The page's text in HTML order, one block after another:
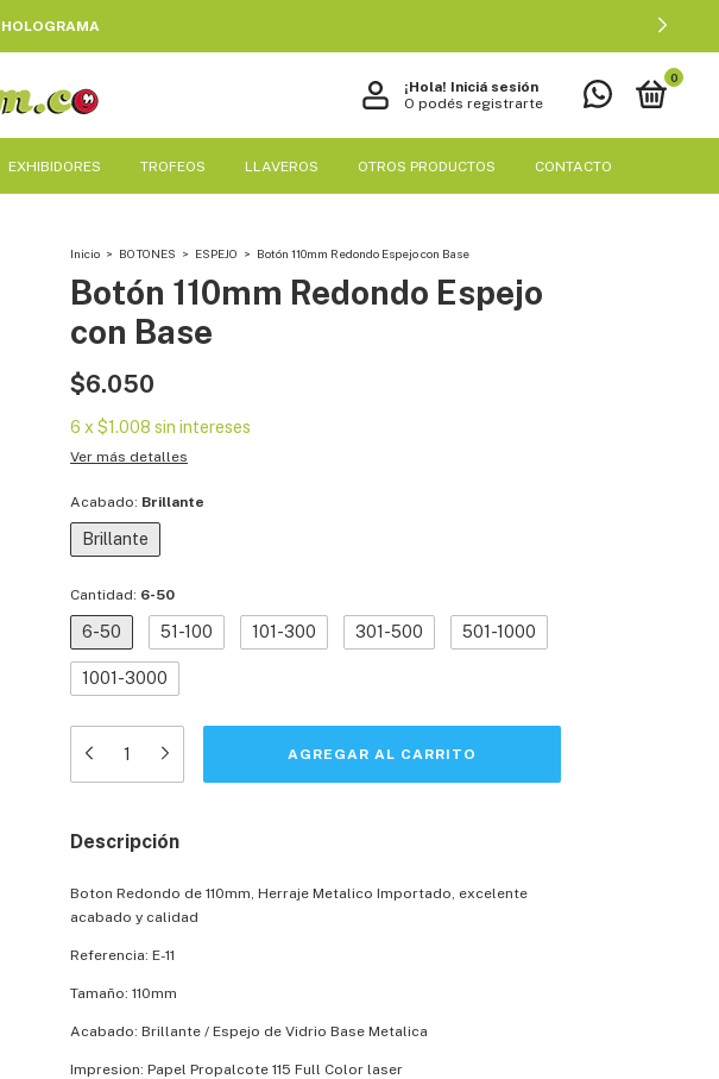
¡Hola! Iniciá sesión
O podés registrarte
0
EXHIBIDORES TROFEOS LLAVEROS OTROS PRODUCTOS CONTACTO
Inicio > BOTONES > ESPEJO > Botón 110mm Redondo Espejo con Base
Botón 110mm Redondo Espejo
con Base
$6.050
6 x $1.008 sin intereses
Ver más detalles
Acabado: Brillante
Brillante
Cantidad: 6-50
6-50 51-100 101-300 301-500 501-1000
1001-3000
Descripción
Boton Redondo de 110mm, Herraje Metalico Importado, excelente
acabado y calidad
Referencia: E-11
Tamaño: 110mm
Acabado: Brillante / Espejo de Vidrio Base Metalica
Impresion: Papel Propalcote 115 Full Color laser